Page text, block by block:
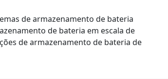
de armazenamento de bateria
de bateria em escala de
de armazenamento de bateria de